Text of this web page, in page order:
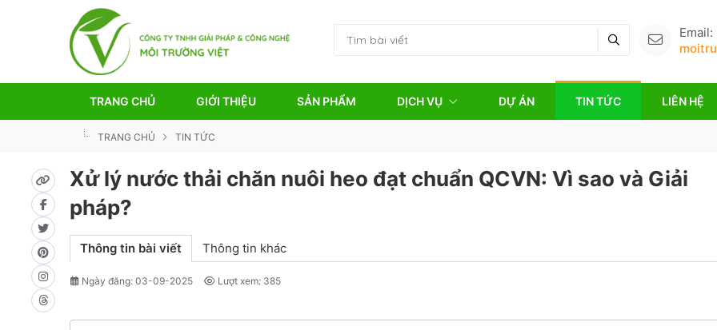
Email:
TRANG CHỦ GIỚI THIỆU SẢN PHẨM DỊCH VỤ DỰ ÁN TIN TỨC LIÊN HỆ
TRANG CHỦ TIN TỨC
Xử lý nước thải chăn nuôi heo đạt chuẩn QCVN: Vì sao và Giải
pháp?
Thông tin bài viết Thông tin khác
Ngày đăng: 03-09-2025 Lượt xem: 385